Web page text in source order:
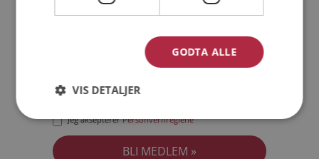
Jeg akseptererPersonvernreglene
GODTA ALLE
VIS DETALJER